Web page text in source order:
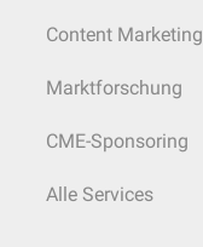
Content Marketing
Marktforschung
CME-Sponsoring
Alle Services